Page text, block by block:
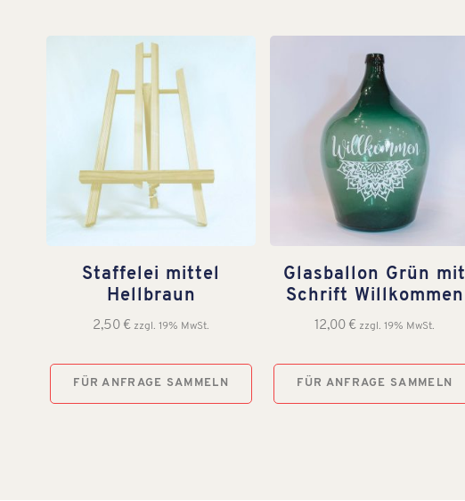
Staffelei mittel
Hellbraun
2,50 € zzgl. 19% MwSt.
FÜR ANFRAGE SAMMELN
Glasballon Grün mit
Schrift Willkommen
12,00 € zzgl. 19% MwSt.
FÜR ANFRAGE SAMMELN